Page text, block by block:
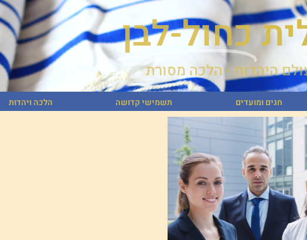
כחול-לבן
היהדות - הלכה מסורת
חגים ומועדים תשמישי קדושה הלכה ויהדות חגים ומועדים תשמישי קדושה הלכה ויהדות